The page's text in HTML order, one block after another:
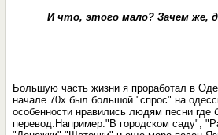
И что, этого мало? Зачем же,
Большую часть жизни я проработал в
начале 70х был большой "спрос" на
особенности нравились людям песни где
перевод.Например:"В городском саду",